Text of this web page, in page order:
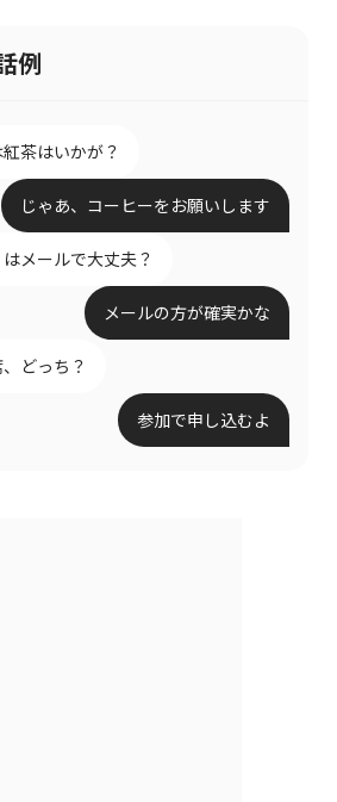
例
茶はいかが？
じゃあ、コーヒーをお願いします
メールで大丈夫？
メールの方が確実かな
どっち？
参加で申し込むよ